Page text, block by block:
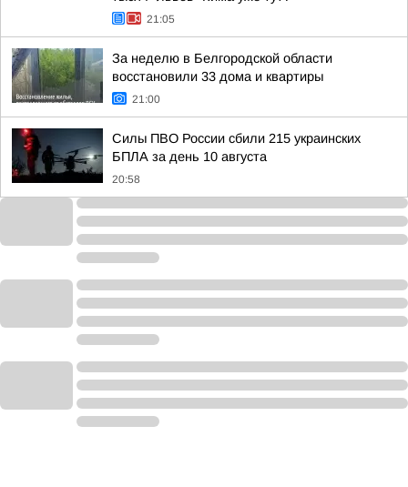
21:05
За неделю в Белгородской области
восстановили 33 дома и квартиры
21:00
Силы ПВО России сбили 215 украинских
БПЛА за день 10 августа
20:58